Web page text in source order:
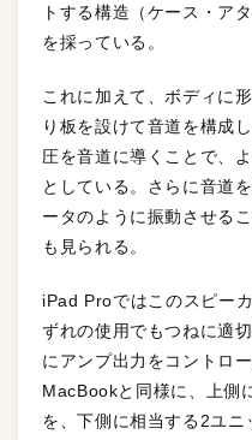
トする構造（ケース・ア
を採っている。
これに加えて、ボディに
り板を設けて音道を構成
圧を音道に導くことで、
としている。さらに音道
ータのように振動させる
も見られる。
iPad Proではこのスピー
ずれの使用でもつねに適
にアンプ出力をコントロ
MacBookと同様に、上側
を、下側に相当する2ユ